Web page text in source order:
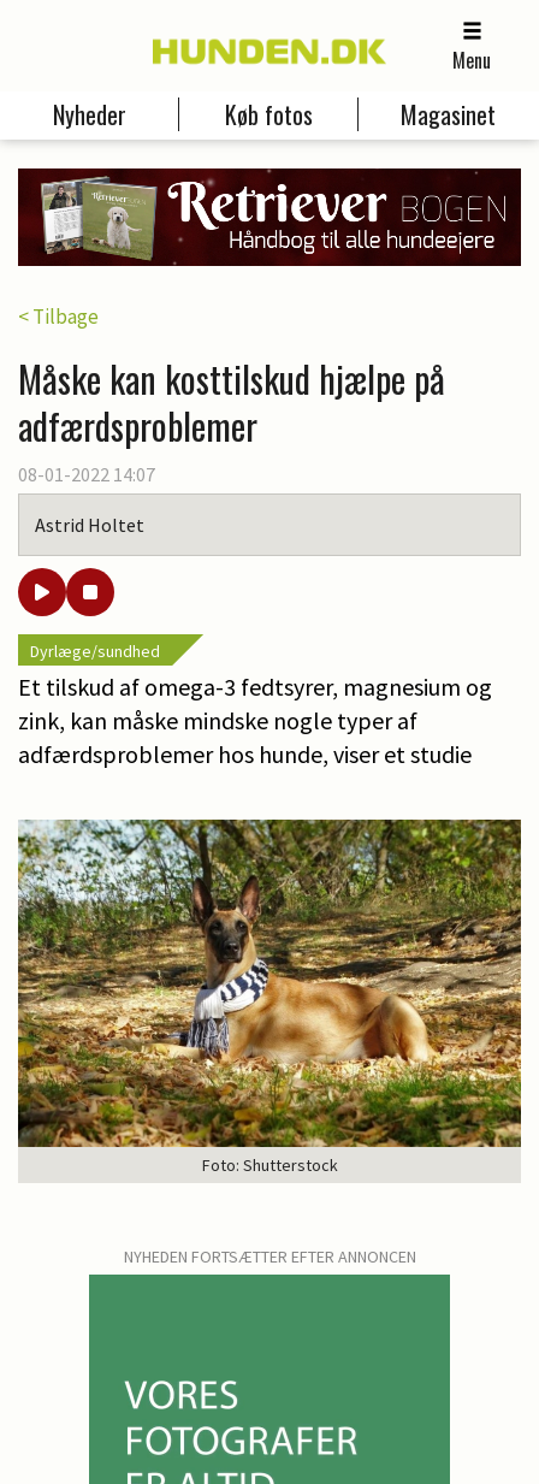
Menu
Nyheder Køb fotos Magasinet
< Tilbage
Måske kan kosttilskud hjælpe på
adfærdsproblemer
08-01-2022 14:07
Astrid Holtet
Dyrlæge/sundhed
Et tilskud af omega-3 fedtsyrer, magnesium og
zink, kan måske mindske nogle typer af
adfærdsproblemer hos hunde, viser et studie
Foto: Shutterstock
NYHEDEN FORTSÆTTER EFTER ANNONCEN